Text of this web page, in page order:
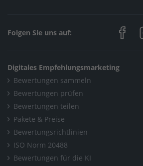
Folgen Sie uns auf:
Digitales Empfehlungsmarketing
Bewertungen sammeln
Bewertungen prüfen
Bewertungen teilen
Pakete & Preise
Bewertungsrichtlinien
ISO Norm 20488
Bewertungen für die KI